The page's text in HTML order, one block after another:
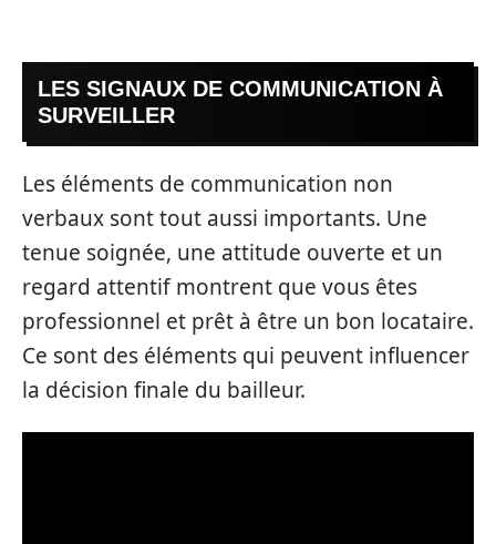
LES SIGNAUX DE COMMUNICATION À
SURVEILLER
Les éléments de communication non
verbaux sont tout aussi importants. Une
tenue soignée, une attitude ouverte et un
regard attentif montrent que vous êtes
professionnel et prêt à être un bon locataire.
Ce sont des éléments qui peuvent influencer
la décision finale du bailleur.